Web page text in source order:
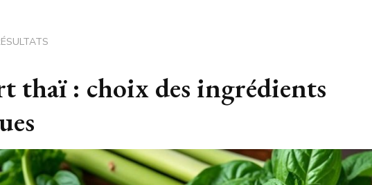
thaï : choix des ingrédients